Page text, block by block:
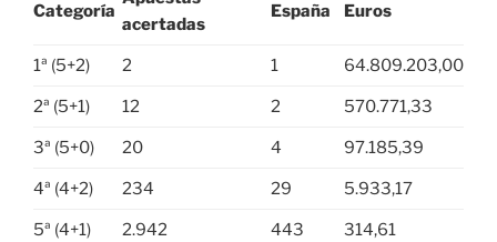
Categoría
acertadas
España Euros
1ª (5+2) 2 1 64.809.203,00
2ª (5+1) 12 2 570.771,33
3ª (5+0) 20 4 97.185,39
4ª (4+2) 234 29 5.933,17
5ª (4+1) 2.942 443 314,61